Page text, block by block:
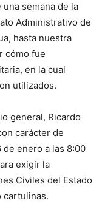
semana de la
Administrativo de
hasta nuestra
cómo fue
en la cual
utilizados.
general, Ricardo
carácter de
enero a las 8:00
exigir la
Civiles del Estado
cartulinas.